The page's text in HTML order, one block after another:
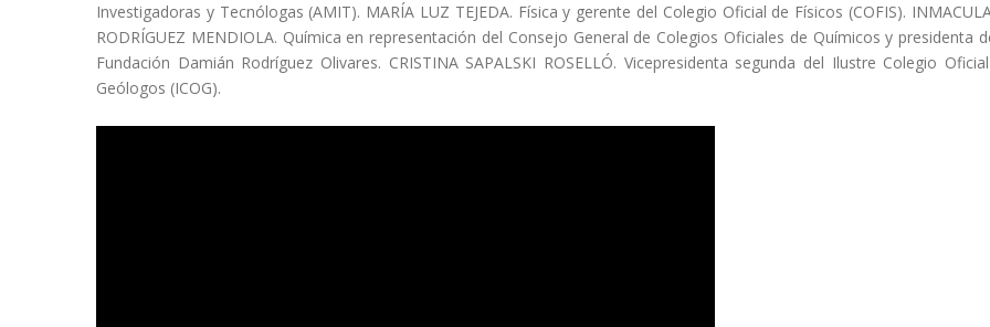
Investigadoras y Tecnólogas (AMIT). MARÍA LUZ TEJEDA. Física y gerente del Colegio Oficial de Físicos (COFIS).
RODRÍGUEZ MENDIOLA. Química en representación del Consejo General de Colegios Oficiales de Químicos y presidenta
Fundación Damián Rodríguez Olivares. CRISTINA SAPALSKI ROSELLÓ. Vicepresidenta segunda del Ilustre Colegio
Geólogos (ICOG).